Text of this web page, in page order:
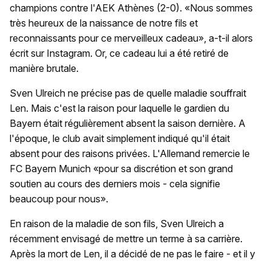
champions contre l'AEK Athènes (2-0). «Nous sommes
très heureux de la naissance de notre fils et
reconnaissants pour ce merveilleux cadeau», a-t-il alors
écrit sur Instagram. Or, ce cadeau lui a été retiré de
manière brutale.
Sven Ulreich ne précise pas de quelle maladie souffrait
Len. Mais c'est la raison pour laquelle le gardien du
Bayern était régulièrement absent la saison dernière. A
l'époque, le club avait simplement indiqué qu'il était
absent pour des raisons privées. L'Allemand remercie le
FC Bayern Munich «pour sa discrétion et son grand
soutien au cours des derniers mois - cela signifie
beaucoup pour nous».
En raison de la maladie de son fils, Sven Ulreich a
récemment envisagé de mettre un terme à sa carrière.
Après la mort de Len, il a décidé de ne pas le faire - et il y